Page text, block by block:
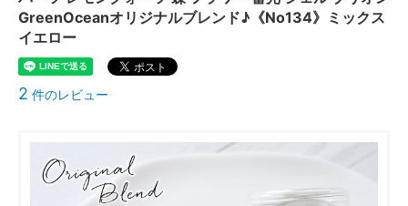
GreenOceanオリジナルブレンド♪《No134》ミックス
イエロー
2 件のレビュー